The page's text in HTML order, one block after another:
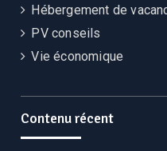
Hébergement de
PV conseils
Vie économique
Contenu récent